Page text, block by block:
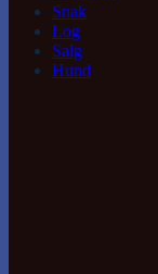
Snak
Log
Salg
Hund